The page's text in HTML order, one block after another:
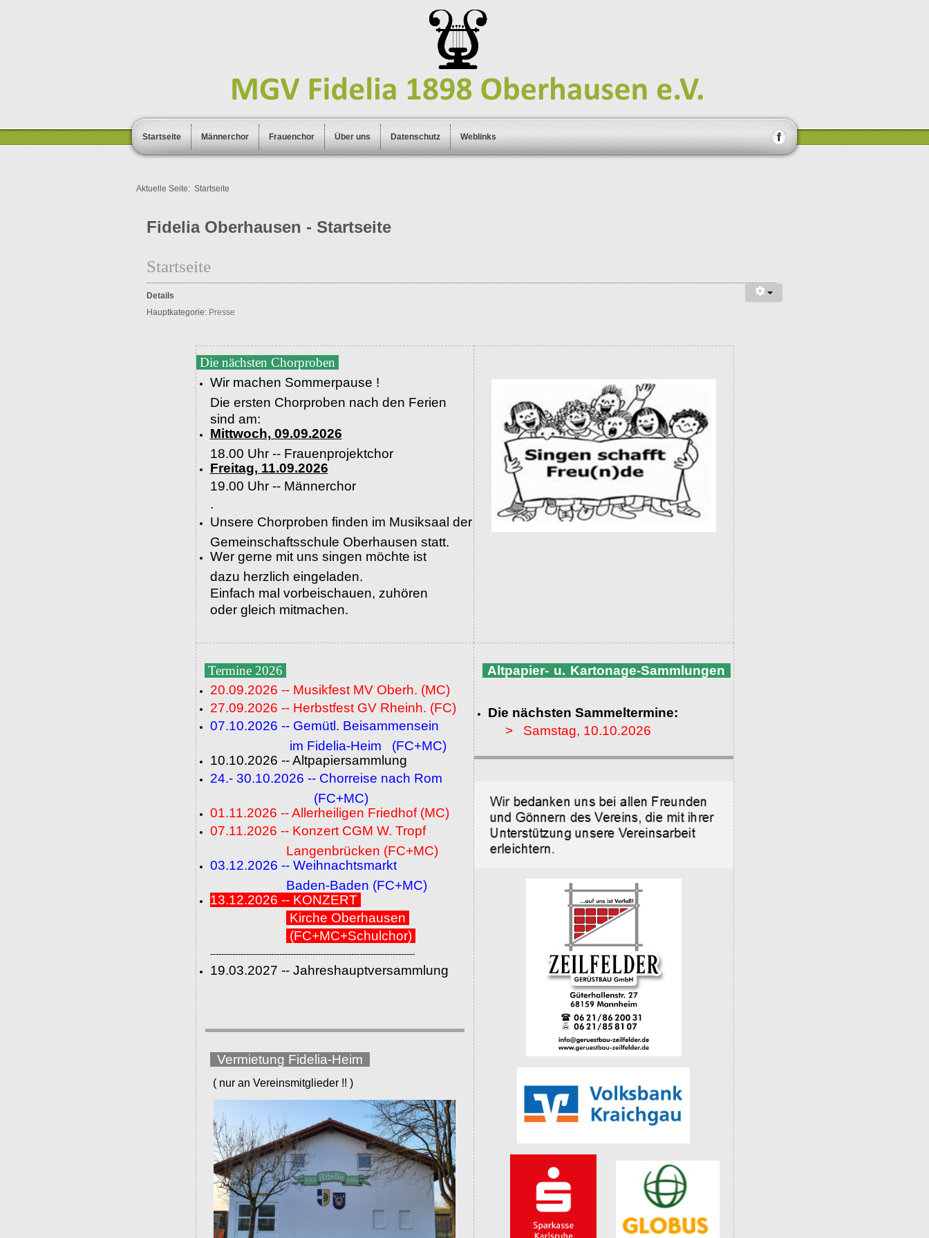
Startseite Männerchor Frauenchor Über uns Datenschutz Weblinks
Aktuelle Seite: Startseite
Fidelia Oberhausen - Startseite
Startseite
Details
Hauptkategorie: Presse
Die nächsten Chorproben
Wir machen Sommerpause !
Die ersten Chorproben nach den Ferien
sind am:
Mittwoch, 09.09.2026
18.00 Uhr -- Frauenprojektchor
Freitag, 11.09.2026
19.00 Uhr -- Männerchor
.
Unsere Chorproben finden im Musiksaal der
Gemeinschaftsschule Oberhausen statt.
Wer gerne mit uns singen möchte ist
dazu herzlich eingeladen.
Einfach mal vorbeischauen, zuhören
oder gleich mitmachen.
Termine 2026
20.09.2026 -- Musikfest MV Oberh. (MC)
27.09.2026 -- Herbstfest GV Rheinh. (FC)
07.10.2026 -- Gemütl. Beisammensein
im Fidelia-Heim (FC+MC)
10.10.2026 -- Altpapiersammlung
24.- 30.10.2026 -- Chorreise nach Rom
(FC+MC)
01.11.2026 -- Allerheiligen Friedhof (MC)
07.11.2026 -- Konzert CGM W. Tropf
Langenbrücken (FC+MC)
03.12.2026 -- Weihnachtsmarkt
Baden-Baden (FC+MC)
13.12.2026 -- KONZERT
Kirche Oberhausen
(FC+MC+Schulchor)
--------------------------------------------------------------------------
19.03.2027 -- Jahreshauptversammlung
Vermietung Fidelia-Heim
( nur an Vereinsmitglieder !! )
Altpapier- u. Kartonage-Sammlungen
Die nächsten Sammeltermine:
> Samstag, 10.10.2026